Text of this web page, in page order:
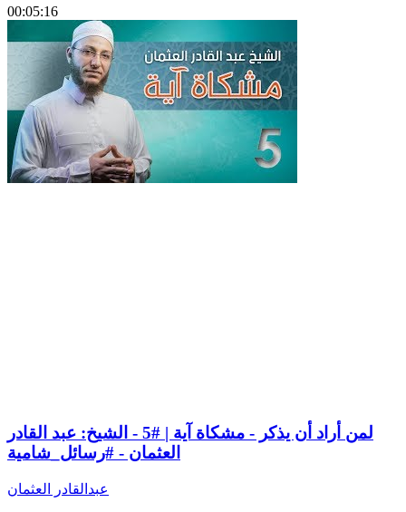
00:05:16
لمن أراد أن يذكر - مشكاة آية | #5 - الشيخ: عبد القادر
العثمان - #رسائل_شامية
عبدالقادر العثمان